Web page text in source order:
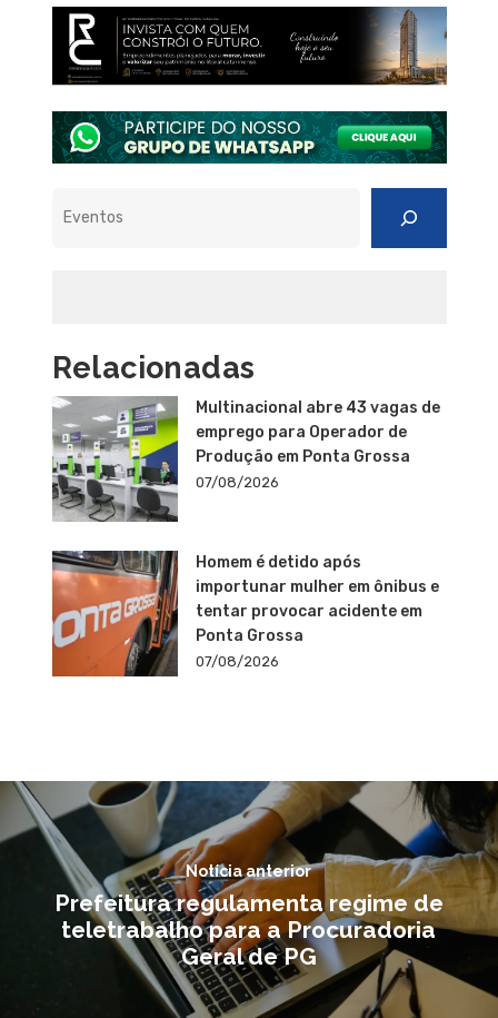
Relacionadas
Multinacional abre 43 vagas de
emprego para Operador de
Produção em Ponta Grossa
07/08/2026
Homem é detido após
importunar mulher em ônibus e
tentar provocar acidente em
Ponta Grossa
07/08/2026
Notícia anterior
Prefeitura regulamenta regime de
teletrabalho para a Procuradoria
Geral de PG